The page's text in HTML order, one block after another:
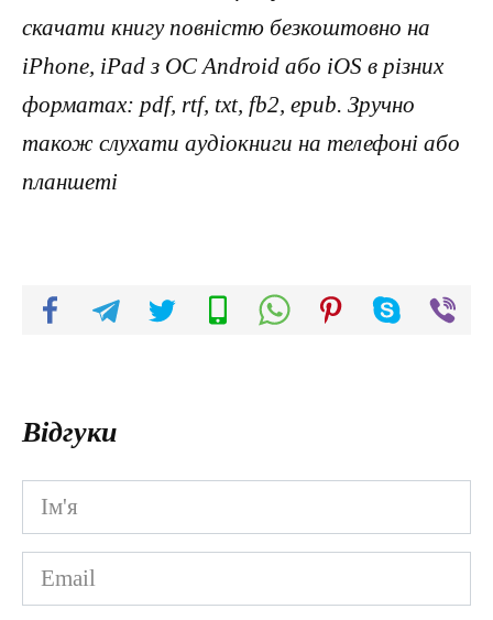
скачати книгу повністю безкоштовно на
iPhone, iPad з ОС Android або iOS в різних
форматах: pdf, rtf, txt, fb2, epub. Зручно
також слухати аудіокниги на телефоні або
планшеті
Відгуки
Ім'я
*
Email
*